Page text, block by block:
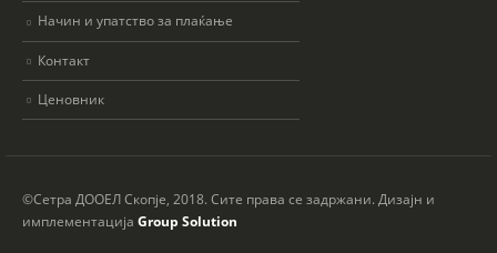
Начин и упатство за плаќање
Контакт
Ценовник
©Сетра ДООЕЛ Скопје, 2018. Сите права се задржани. Дизајн и
имплементација Group Solution